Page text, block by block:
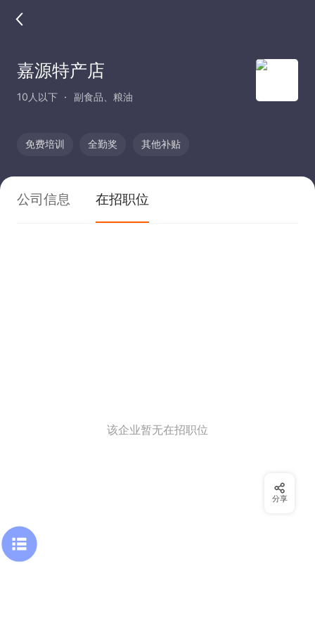
嘉源特产店
10人以下 副食品、粮油
免费培训 全勤奖 其他补贴
公司信息 在招职位
该企业暂无在招职位
分享